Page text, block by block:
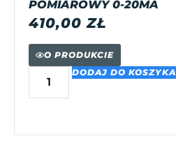
POMIAROWY 0-20MA
410,00ZŁ
O PRODUKCIE
DODAJ DO KOSZYKA